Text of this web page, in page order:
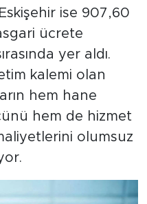
ise 907,60
ücrete
yer aldı.
kalemi olan
hem hane
hem de hizmet
olumsuz